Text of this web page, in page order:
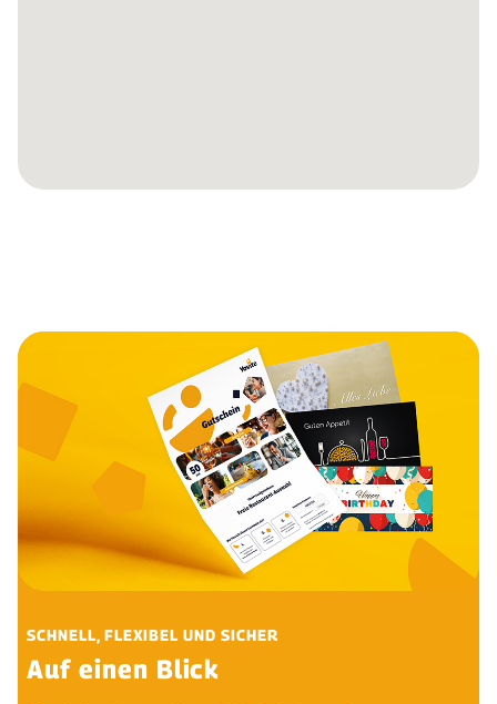
SCHNELL, FLEXIBEL UND SICHER
Auf einen Blick